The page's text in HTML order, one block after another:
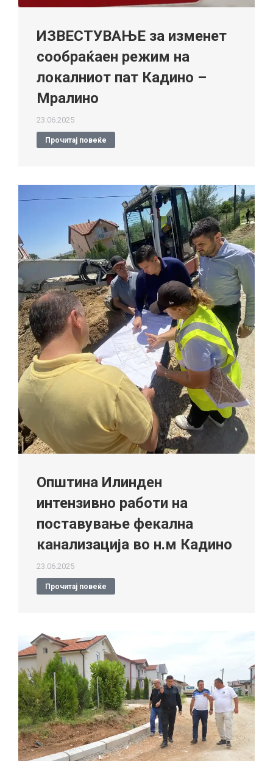
ИЗВЕСТУВАЊЕ за изменет
сообраќаен режим на
локалниот пат Кадино –
Мралино
23.06.2025
Прочитај повеќе
Општина Илинден
интензивно работи на
поставување фекална
канализација во н.м Кадино
23.06.2025
Прочитај повеќе